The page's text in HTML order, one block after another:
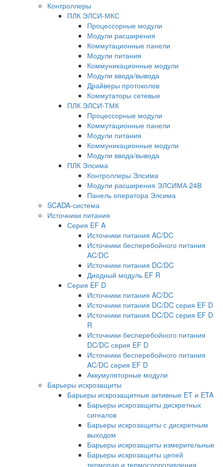
Контроллеры
ПЛК ЭЛСИ-МКС
Процессорные модули
Модули расширения
Коммутационные панели
Модули питания
Коммуникационные модули
Модули ввода/вывода
Драйверы протоколов
Коммутаторы сетевые
ПЛК ЭЛСИ-ТМК
Процессорные модули
Коммутационные панели
Модули питания
Коммуникационные модули
Модули ввода/вывода
ПЛК Элсима
Контроллеры Элсима
Модули расширения ЭЛСИМА 24В
Панель оператора Элсима
SCADA-система
Источники питания
Серия EF A
Источники питания AC/DC
Источники бесперебойного питания
AC/DC
Источники питания DC/DC
Диодный модуль EF R
Серия EF D
Источники питания AC/DC
Источники питания DC/DC серия EF D
Источники питания DC/DC серия EF D
R
Источники бесперебойного питания
DC/DC серия EF D
Источники бесперебойного питания
AC/DC серия EF D
Аккумуляторные модули
Барьеры искрозащиты
Барьеры искрозащитные активные ET и ETA
Барьеры искрозащиты дискретных
сигналов
Барьеры искрозащиты с дискретным
выходом
Барьеры искрозащиты измерительные
Барьеры искрозащиты цепей
термопар и термосопротивления